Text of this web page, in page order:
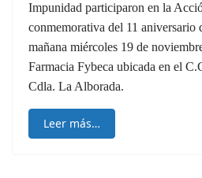
Impunidad participaron en la
conmemorativa del 11 aniversario
mañana miércoles 19 de
Farmacia Fybeca ubicada en el
Cdla. La Alborada.
Leer más…